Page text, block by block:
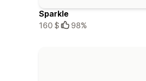
Sparkle
160 $
98%